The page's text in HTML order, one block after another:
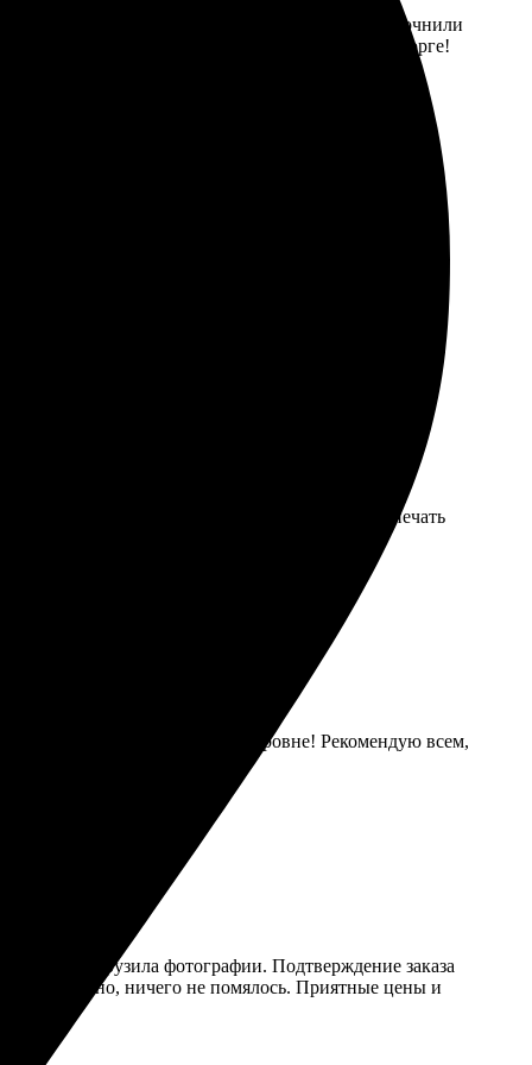
Оператор оперативно ответил на вопросы. Уточнили
Цвета яркие, рисунок четкий. Дети в восторге!
на сайте впечатлил, много интересных
Заказ выполнили в срок, а качество печати
Футболки пришли в отличном состоянии, печать
Качество печати на высшем уровне! Рекомендую всем,
и загрузила фотографии. Подтверждение заказа
надежно, ничего не помялось. Приятные цены и